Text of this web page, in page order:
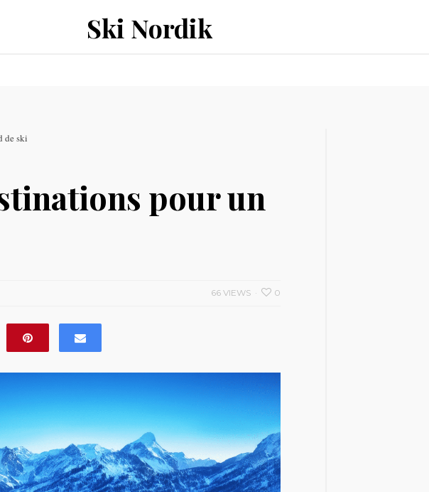
Ski Nordik
de ski
pour un
0
66 VIEWS